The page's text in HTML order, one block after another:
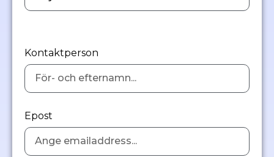
Kontaktperson
Epost